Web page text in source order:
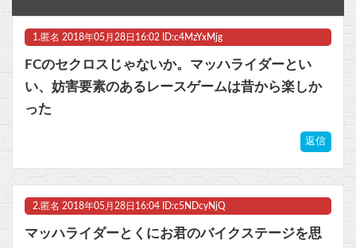
『ポケモンカードGB』とかいう神ゲーの思い出ｗｗｗｗｗ
【悲報】最近の漫画出版社、どこの会社もマジでやばいwwwww他
マスク 十兆円を失う‥投資家「アメリカ党？バカかコイツw」
ビットコイン再び1600万円へ。ドル円は147円に
1. 匿名 2018年05月28日16:02 ID:c4MzYxMjg
FCのセクロスじゃないか。マッハライダーとい
い、妨害要素のあるレースゲームは昔から楽しか
った
返信
2. 匿名 2018年05月28日16:04 ID:c5NDcyNjQ
マッハライダーとくにお君のバイクステージを思